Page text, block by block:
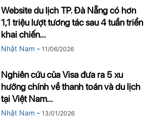
Website du lịch TP. Đà Nẵng có hơn
1,1 triệu lượt tương tác sau 4 tuần triển
khai chiến...
Nhật Nam - 11/06/2026
Nghiên cứu của Visa đưa ra 5 xu
hướng chính về thanh toán và du lịch
tại Việt Nam...
Nhật Nam - 13/01/2026